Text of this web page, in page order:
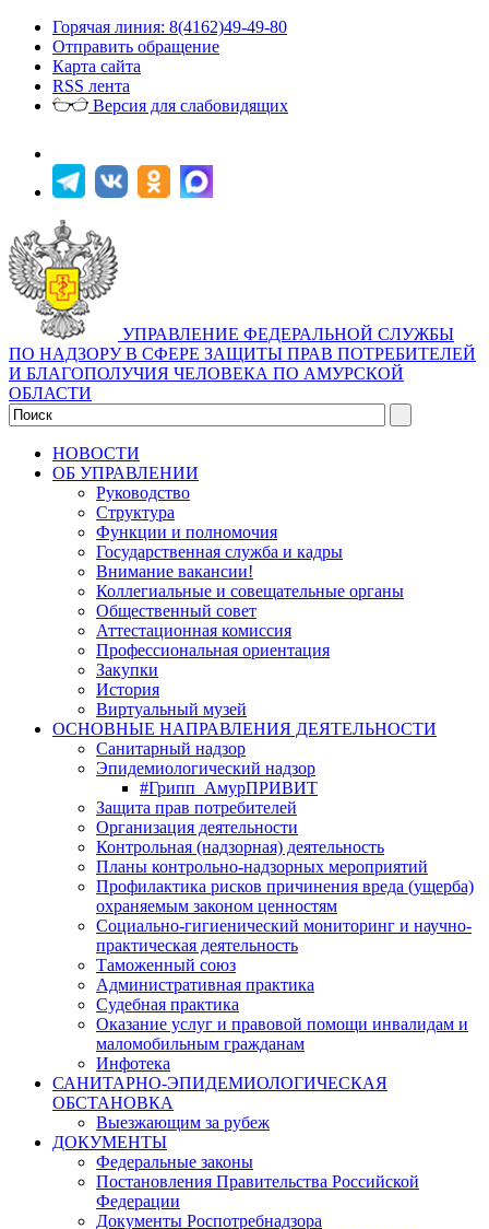
Горячая линия: 8(4162)49-49-80
Отправить обращение
Карта сайта
RSS лента
Версия для слабовидящих
УПРАВЛЕНИЕ ФЕДЕРАЛЬНОЙ СЛУЖБЫ
ПО НАДЗОРУ В СФЕРЕ ЗАЩИТЫ ПРАВ ПОТРЕБИТЕЛЕЙ
И БЛАГОПОЛУЧИЯ ЧЕЛОВЕКА ПО АМУРСКОЙ
ОБЛАСТИ
НОВОСТИ
ОБ УПРАВЛЕНИИ
Руководство
Структура
Функции и полномочия
Государственная служба и кадры
Внимание вакансии!
Коллегиальные и совещательные органы
Общественный совет
Аттестационная комиссия
Профессиональная ориентация
Закупки
История
Виртуальный музей
ОСНОВНЫЕ НАПРАВЛЕНИЯ ДЕЯТЕЛЬНОСТИ
Санитарный надзор
Эпидемиологический надзор
#Грипп_АмурПРИВИТ
Защита прав потребителей
Организация деятельности
Контрольная (надзорная) деятельность
Планы контрольно-надзорных мероприятий
Профилактика рисков причинения вреда (ущерба)
охраняемым законом ценностям
Социально-гигиенический мониторинг и научно-
практическая деятельность
Таможенный союз
Административная практика
Судебная практика
Оказание услуг и правовой помощи инвалидам и
маломобильным гражданам
Инфотека
САНИТАРНО-ЭПИДЕМИОЛОГИЧЕСКАЯ
ОБСТАНОВКА
Выезжающим за рубеж
ДОКУМЕНТЫ
Федеральные законы
Постановления Правительства Российской
Федерации
Документы Роспотребнадзора